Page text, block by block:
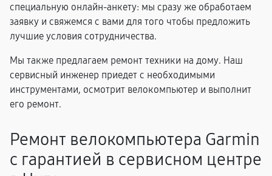
специальную онлайн-анкету: мы сразу же обработаем
заявку и свяжемся с вами для того чтобы предложить
лучшие условия сотрудничества.
Мы также предлагаем ремонт техники на дому. Наш
сервисный инженер приедет с необходимыми
инструментами, осмотрит велокомпьютер и выполнит
его ремонт.
Ремонт велокомпьютера Garmin
с гарантией в сервисном центре